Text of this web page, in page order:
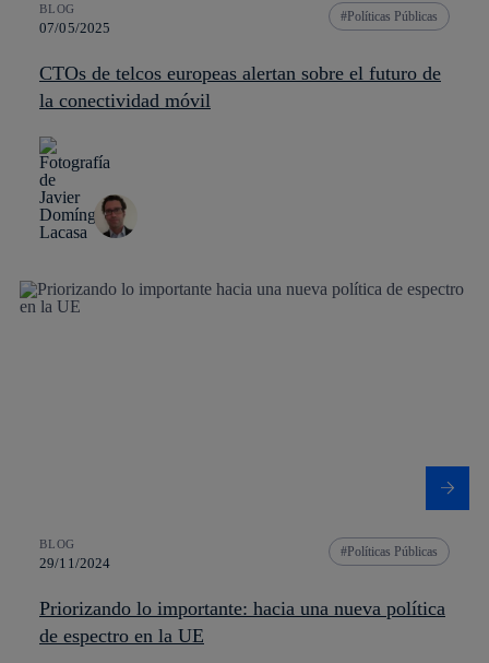
BLOG
07/05/2025
Políticas Públicas
CTOs de telcos europeas alertan sobre el futuro de
la conectividad móvil
BLOG
29/11/2024
Políticas Públicas
Priorizando lo importante: hacia una nueva política
de espectro en la UE